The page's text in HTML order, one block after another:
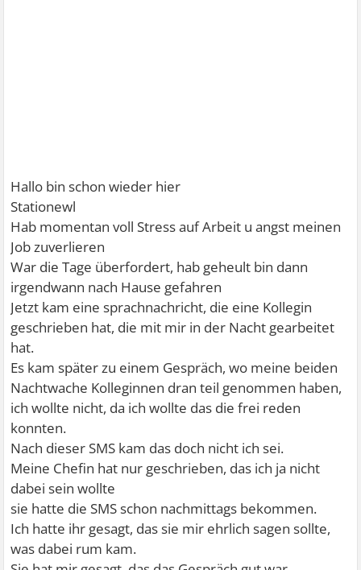
Hallo bin schon wieder hier
Stationewl
Hab momentan voll Stress auf Arbeit u angst meinen
Job zuverlieren
War die Tage überfordert, hab geheult bin dann
irgendwann nach Hause gefahren
Jetzt kam eine sprachnachricht, die eine Kollegin
geschrieben hat, die mit mir in der Nacht gearbeitet
hat.
Es kam später zu einem Gespräch, wo meine beiden
Nachtwache Kolleginnen dran teil genommen haben,
ich wollte nicht, da ich wollte das die frei reden
konnten.
Nach dieser SMS kam das doch nicht ich sei.
Meine Chefin hat nur geschrieben, das ich ja nicht
dabei sein wollte
sie hatte die SMS schon nachmittags bekommen.
Ich hatte ihr gesagt, das sie mir ehrlich sagen sollte,
was dabei rum kam.